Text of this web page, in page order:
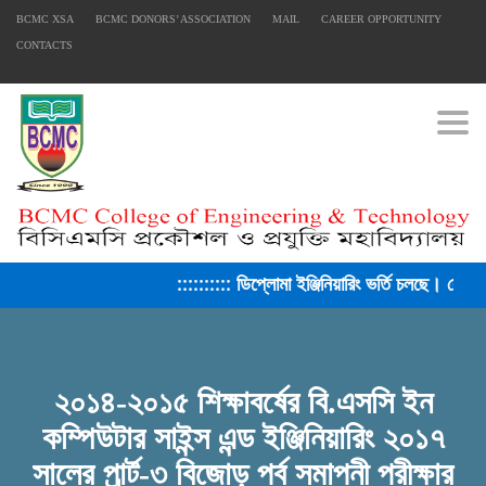
BCMC XSA BCMC DONORS’ ASSOCIATION MAIL CAREER OPPORTUNITY
CONTACTS
:::::::::: ডিপ্লোমা ইঞ্জিনিয়ারিং ভর্তি চলছে।
২০১৪-২০১৫ শিক্ষাবর্ষের বি.এসসি ইন
কম্পিউটার সাইন্স এন্ড ইঞ্জিনিয়ারিং ২০১৭
সালের পার্র্ট-৩ বিজোড় পর্ব সমাপনী পরীক্ষার
FACEBOOK PRIMARY PAGE
USEFUL LINKS